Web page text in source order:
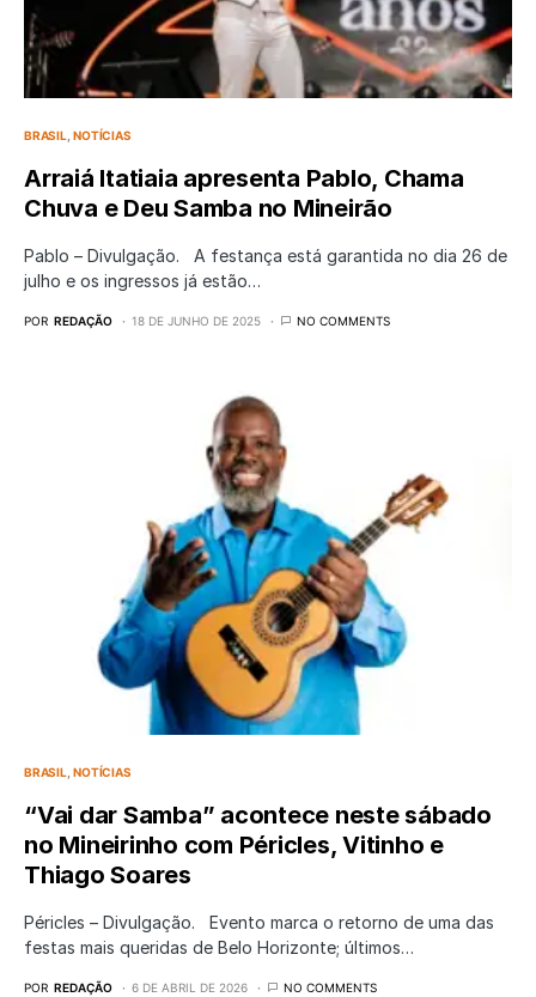
BRASIL NOTÍCIAS
Arraiá Itatiaia apresenta Pablo, Chama
Chuva e Deu Samba no Mineirão
Pablo – Divulgação. A festança está garantida no dia 26 de
julho e os ingressos já estão…
POR REDAÇÃO 18 DE JUNHO DE 2025 NO COMMENTS
BRASIL NOTÍCIAS
“Vai dar Samba” acontece neste sábado
no Mineirinho com Péricles, Vitinho e
Thiago Soares
Péricles – Divulgação. Evento marca o retorno de uma das
festas mais queridas de Belo Horizonte; últimos…
POR REDAÇÃO 6 DE ABRIL DE 2026 NO COMMENTS